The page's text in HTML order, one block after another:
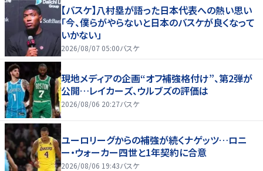
【バスケ】八村塁が語った日本代表への熱い思い
「今、僕らがやらないと日本のバスケが良くなって
いかない」
2026/08/07 05:00バスケ
現地メディアの企画“オフ補強格付け”、第2弾が
公開…レイカーズ、ウルブズの評価は
2026/08/06 20:27バスケ
ユーロリーグからの補強が続くナゲッツ…ロニ
ー・ウォーカー四世と1年契約に合意
2026/08/06 19:43バスケ